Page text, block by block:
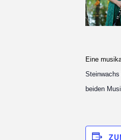
Eine
Steinwachs
beiden